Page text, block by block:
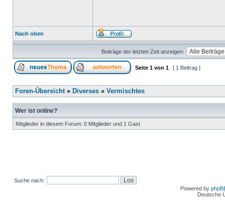
Nach oben
Beiträge der letzten Zeit anzeigen:
Seite 1 von 1 [ 1 Beitrag ]
Foren-Übersicht» Diverses » Vermischtes
Wer ist online?
Mitglieder in diesem Forum: 0 Mitglieder und 1 Gast
Suche nach:
Powered by
Deutsche